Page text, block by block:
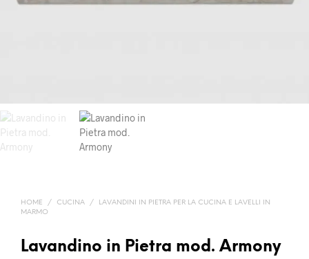
HOME / CUCINA /
LAVANDINI IN PIETRA PER LA CUCINA E LAVELLI IN
MARMO
Lavandino in Pietra mod. Armony